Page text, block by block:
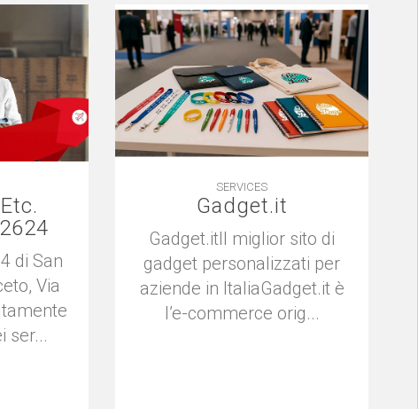
di San
Via
ser...
SERVICES
Gadget.it
Gadget.itIl miglior sito di
gadget personalizzati per
aziende in ItaliaGadget.it è
l’e-commerce orig...